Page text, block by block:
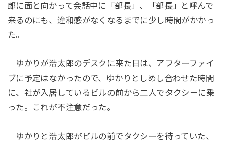
郎に面と向かって会話中に「部長」、「部長」と呼んで
来るのにも、違和感がなくなるまでに少し時間がかかっ
た。
ゆかりが浩太郎のデスクに来た日は、アフターファイ
ブに予定はなかったので、ゆかりとしめし合わせた時間
に、社が入居しているビルの前から二人でタクシーに乗
った。これが不注意だった。
ゆかりと浩太郎がビルの前でタクシーを待っていた、